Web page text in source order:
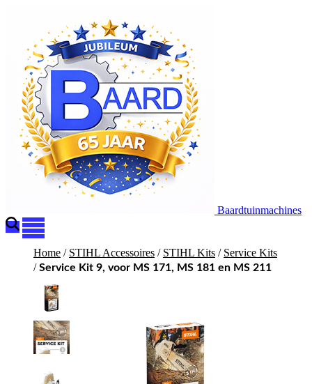
Baardtuinmachines
Home / STIHL Accessoires / STIHL Kits / Service Kits
/Service Kit 9, voor MS 171, MS 181 en MS 211